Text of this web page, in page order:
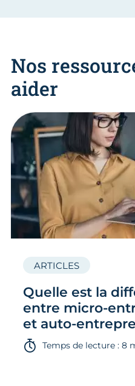
Nos
aider
Quelle est la
entre micro-
et auto-
ARTICLES
Temps de lecture : 8